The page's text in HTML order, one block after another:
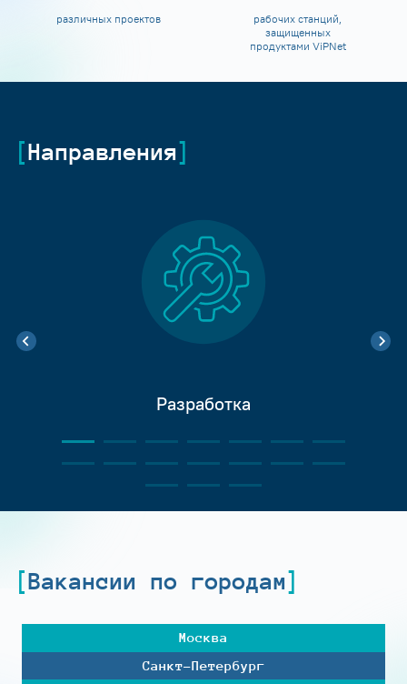
различных проектов
рабочих станций,
защищенных
продуктами ViPNet
Направления
Разработка
Вакансии по городам
Москва
Санкт-Петербург